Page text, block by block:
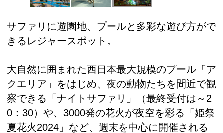
サファリに遊園地、プールと多彩な遊び方がで
きるレジャースポット。
大自然に囲まれた西日本最大規模のプール「ア
クエリア」をはじめ、夜の動物たちを間近で観
察できる「ナイトサファリ」（最終受付は～2
0：30）や、3000発の花火が夜空を彩る「姫祭
夏花火2024」など、週末を中心に開催される